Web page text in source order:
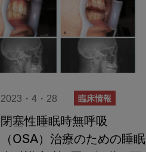
2023・4・28 臨床情報
閉塞性睡眠時無呼吸
（OSA）治療のための睡眠